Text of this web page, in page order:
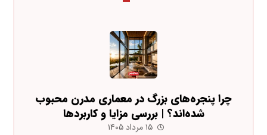
چرا پنجره‌های بزرگ در معماری مدرن محبوب
شده‌اند؟ | بررسی مزایا و کاربردها
۱۵ مرداد ۱۴۰۵